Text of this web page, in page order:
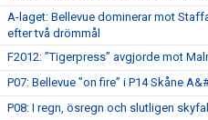
A-laget: Bellevue dominerar mot
efter två drömmål
F2012: ”Tigerpress” avgjorde mot
P07: Bellevue ”on fire” i P14 Skåne
P08: I regn, ösregn och slutligen skyfall